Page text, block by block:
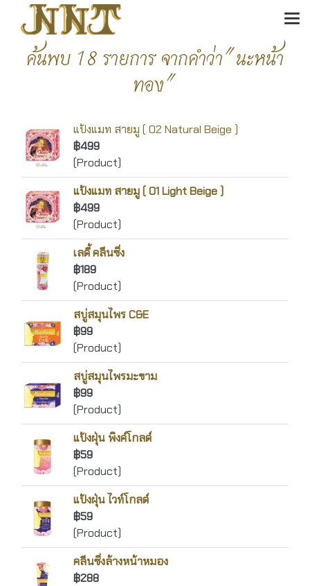
ค้นพบ 18 รายการ จากคำว่า"นะหน้า
ทอง"
แป้งแมท สายมู ( 02 Natural Beige )
฿499
(Product)
แป้งแมท สายมู ( 01 Light Beige )
฿499
(Product)
เลดี้ คลีนซิ่ง
฿189
(Product)
สบู่สมุนไพร C&E
฿99
(Product)
สบู่สมุนไพรมะขาม
฿99
(Product)
แป้งฝุ่น พิงค์โกลด์
฿59
(Product)
แป้งฝุ่น ไวท์โกลด์
฿59
(Product)
คลีนซิ่งล้างหน้าหมอง
฿288